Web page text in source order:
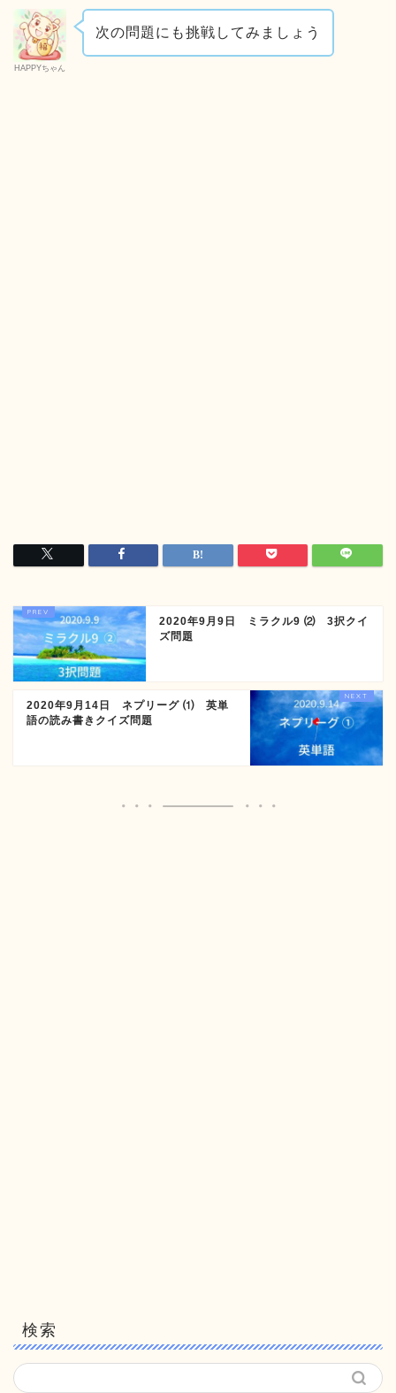
HAPPYちゃん
次の問題にも挑戦してみましょう
2020年9月9日 ミラクル9 ⑵ 3択クイ
ズ問題
2020年9月14日 ネプリーグ ⑴ 英単
語の読み書きクイズ問題
検索